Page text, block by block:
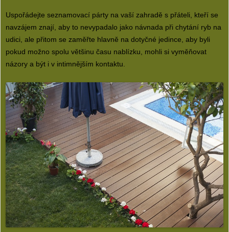
Uspořádejte seznamovací párty na vaší zahradě s přáteli, kteří se
navzájem znají, aby to nevypadalo jako návnada při chytání ryb na
udici, ale přitom se zaměřte hlavně na dotyčné jedince, aby byli
pokud možno spolu většinu času nablízku, mohli si vyměňovat
názory a být i v intimnějším kontaktu.